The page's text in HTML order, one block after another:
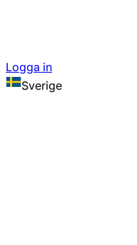
Logga in
Sverige